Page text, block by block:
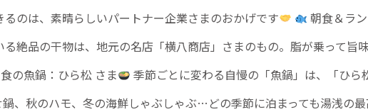
のは、素晴らしいパートナー企業さまのおかげです
朝食＆ラ
絶品の干物は、地元の名店「横八商店」さまのもの。脂が乗って旨
の魚鍋：ひら松 さま
季節ごとに変わる自慢の「魚鍋」は、「ひ
、秋のハモ、冬の海鮮しゃぶしゃぶ…どの季節に泊まっても湯浅の